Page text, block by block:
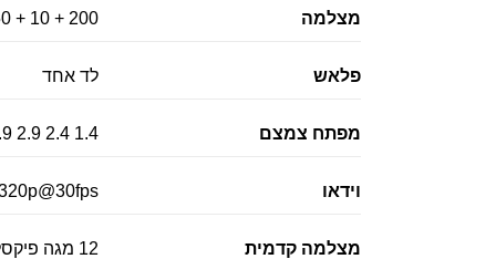
מצלמה 200 + 10 + 50 + 50 מגה פיקסל
פלאש לד אחד
מפתח צמצם 1.4 2.4 2.9 1.9 /f
וידאו
מצלמה קדמית 12 מגה פיקסל